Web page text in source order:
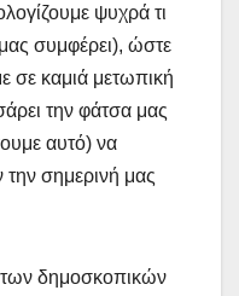
ψυχρά τι
συμφέρει), ώστε
σε καμιά μετωπική
την φάτσα μας
αυτό) να
την σημερινή μας
δημοσκοπικών